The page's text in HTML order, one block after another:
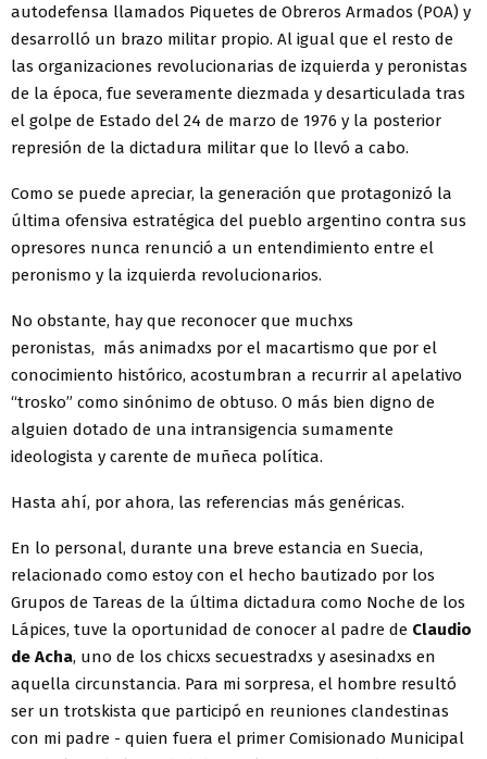
autodefensa llamados Piquetes de Obreros Armados (POA) y
desarrolló un brazo militar propio. Al igual que el resto de
las organizaciones revolucionarias de izquierda y peronistas
de la época, fue severamente diezmada y desarticulada tras
el golpe de Estado del 24 de marzo de 1976 y la posterior
represión de la dictadura militar que lo llevó a cabo.
Como se puede apreciar, la generación que protagonizó la
última ofensiva estratégica del pueblo argentino contra sus
opresores nunca renunció a un entendimiento entre el
peronismo y la izquierda revolucionarios.
No obstante, hay que reconocer que muchxs
peronistas, más animadxs por el macartismo que por el
conocimiento histórico, acostumbran a recurrir al apelativo
“trosko” como sinónimo de obtuso. O más bien digno de
alguien dotado de una intransigencia sumamente
ideologista y carente de muñeca política.
Hasta ahí, por ahora, las referencias más genéricas.
En lo personal, durante una breve estancia en Suecia,
relacionado como estoy con el hecho bautizado por los
Grupos de Tareas de la última dictadura como Noche de los
Lápices, tuve la oportunidad de conocer al padre de Claudio
de Acha, uno de los chicxs secuestradxs y asesinadxs en
aquella circunstancia. Para mi sorpresa, el hombre resultó
ser un trotskista que participó en reuniones clandestinas
con mi padre - quien fuera el primer Comisionado Municipal